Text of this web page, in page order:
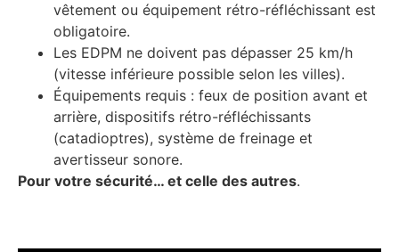
vêtement ou équipement rétro-réfléchissant est
obligatoire.
Les EDPM ne doivent pas dépasser 25 km/h
(vitesse inférieure possible selon les villes).
Équipements requis : feux de position avant et
arrière, dispositifs rétro-réfléchissants
(catadioptres), système de freinage et
avertisseur sonore.
Pour votre sécurité… et celle des autres.